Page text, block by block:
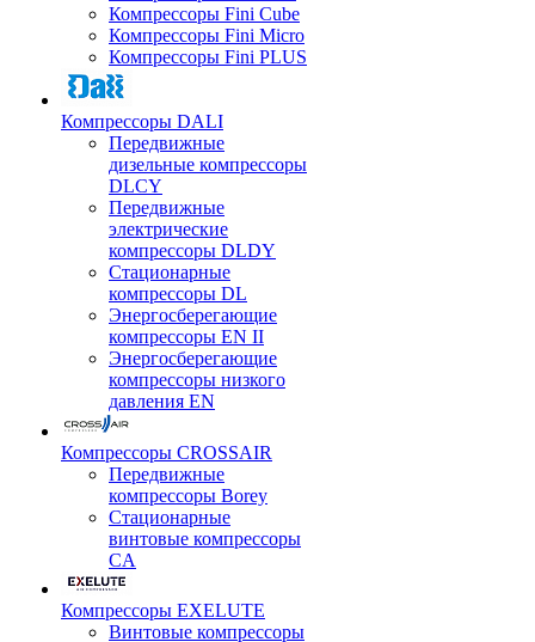
Компрессоры Fini Cube
Компрессоры Fini Micro
Компрессоры Fini PLUS
Компрессоры DALI
Передвижные
дизельные компрессоры
DLCY
Передвижные
электрические
компрессоры DLDY
Стационарные
компрессоры DL
Энергосберегающие
компрессоры EN II
Энергосберегающие
компрессоры низкого
давления EN
Компрессоры CROSSAIR
Передвижные
компрессоры Borey
Стационарные
винтовые компрессоры
CA
Компрессоры EXELUTE
Винтовые компрессоры